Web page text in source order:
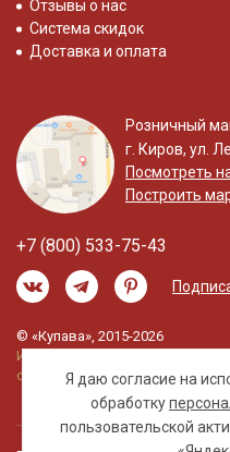
Я даю согласие на
обработку
пользовательской
Отзывы о нас
Система скидок
Доставка и оплата
Розничный
г. Киров, ул.
Посмотреть
Построить
+7 (800) 533-75-43
© «Купава», 2015-2026
Информация на сайте не
офертой.